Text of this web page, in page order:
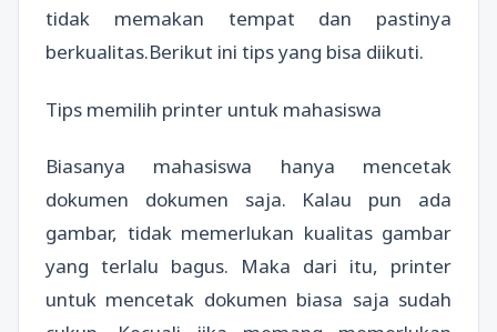
tidak memakan tempat dan pastinya
berkualitas.Berikut ini tips yang bisa diikuti.
Tips memilih printer untuk mahasiswa
Biasanya mahasiswa hanya mencetak
dokumen dokumen saja. Kalau pun ada
gambar, tidak memerlukan kualitas gambar
yang terlalu bagus. Maka dari itu, printer
untuk mencetak dokumen biasa saja sudah